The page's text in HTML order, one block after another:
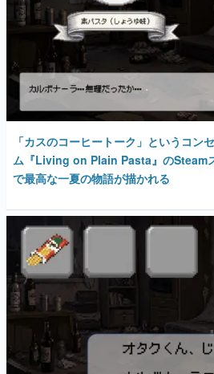
なんでゲームは面白い？
ゲーム開発者・hamatsu氏
具体的な形から解き明かし
です。
ゲームが変えた日本語
「経験値」「裏技」「ラス
の起源や用法の変遷を、コ
イニーP氏が徹底調査。
カテゴリ
特集記事
マンガ
女性向け
アプリレビュー
その他
電ファミニコゲーマーとは？
「カスのコーヒートーク」というコン
ム『Living on Plain Pasta』のSteam
で最高な一夏の物語が描かれる